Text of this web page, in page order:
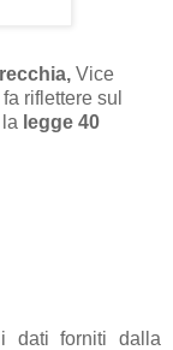
Vice
riflettere sul
legge 40
dati forniti dalla